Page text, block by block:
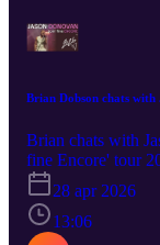
Brian Dobson chats with
Brian chats with
fine Encore' tour
28 apr 2026
13:06